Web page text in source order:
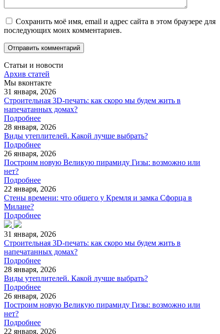
Сохранить моё имя, email и адрес сайта в этом браузере для
последующих моих комментариев.
Статьи и новости
Архив статей
Мы вконтакте
31 января, 2026
Строительная 3D-печать: как скоро мы будем жить в
напечатанных домах?
Подробнее
28 января, 2026
Виды утеплителей. Какой лучше выбрать?
Подробнее
26 января, 2026
Построим новую Великую пирамиду Гизы: возможно или
нет?
Подробнее
22 января, 2026
Стены времени: что общего у Кремля и замка Сфорца в
Милане?
Подробнее
31 января, 2026
Строительная 3D-печать: как скоро мы будем жить в
напечатанных домах?
Подробнее
28 января, 2026
Виды утеплителей. Какой лучше выбрать?
Подробнее
26 января, 2026
Построим новую Великую пирамиду Гизы: возможно или
нет?
Подробнее
22 января, 2026